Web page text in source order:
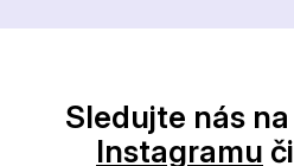
Sledujte nás na
Instagramu či